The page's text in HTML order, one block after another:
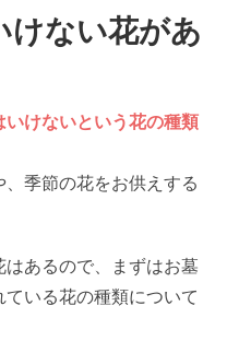
けない花があ
けないという花の種類
季節の花をお供えする
あるので、まずはお墓
いる花の種類について